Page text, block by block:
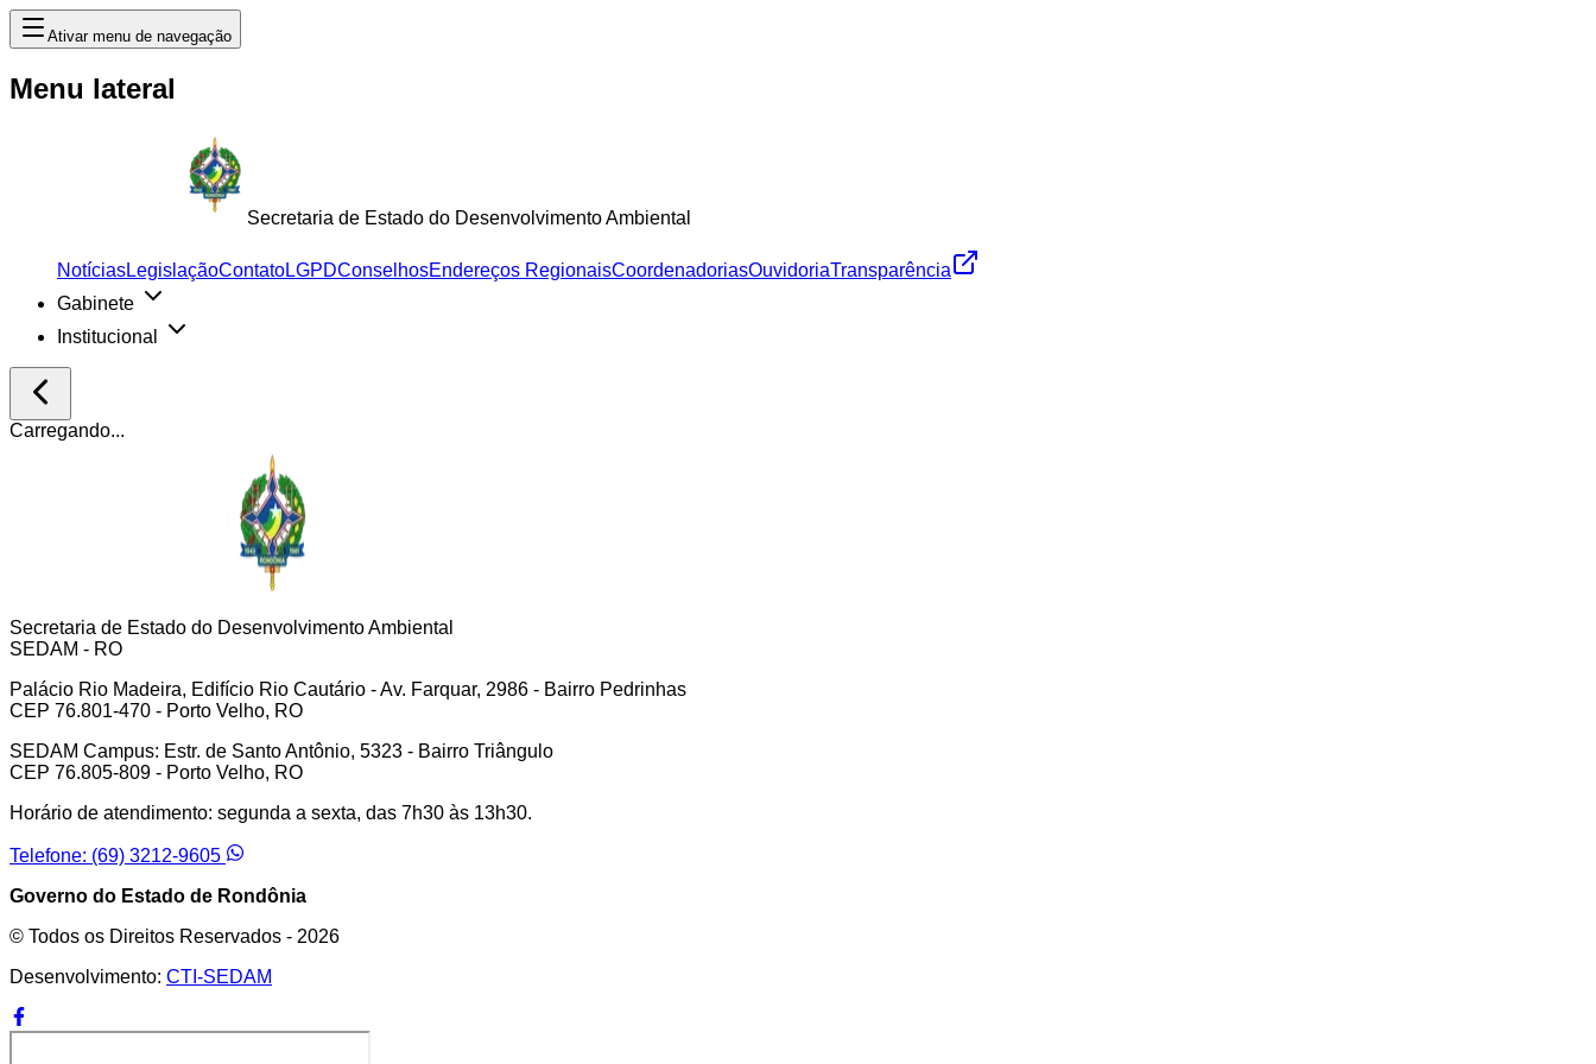
Ativar menu de navegação
Menu lateral
Secretaria de Estado do Desenvolvimento Ambiental
NotíciasLegislaçãoContatoLGPDConselhosEndereços RegionaisCoordenadoriasOuvidoriaTransparência
Gabinete
Institucional
Carregando...
Secretaria de Estado do Desenvolvimento Ambiental
SEDAM - RO
Palácio Rio Madeira, Edifício Rio Cautário - Av. Farquar, 2986 - Bairro Pedrinhas
CEP 76.801-470 - Porto Velho, RO
SEDAM Campus: Estr. de Santo Antônio, 5323 - Bairro Triângulo
CEP 76.805-809 - Porto Velho, RO
Horário de atendimento: segunda a sexta, das 7h30 às 13h30.
Telefone: (69) 3212-9605
Governo do Estado de Rondônia
© Todos os Direitos Reservados - 2026
Desenvolvimento: CTI-SEDAM